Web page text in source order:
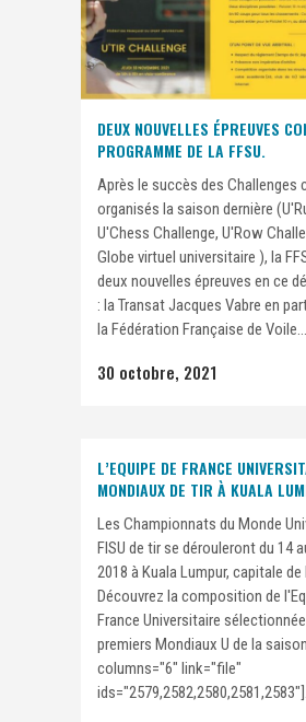
DEUX NOUVELLES ÉPREUVES
PROGRAMME DE LA FFSU.
Après le succès des Challenges
organisés la saison dernière
U'Chess Challenge, U'Row
Globe virtuel universitaire ), la
deux nouvelles épreuves en ce
: la Transat Jacques Vabre en
la Fédération Française de Voile...
30 octobre, 2021
L’EQUIPE DE FRANCE
MONDIAUX DE TIR À KUALA
Les Championnats du Monde
FISU de tir se dérouleront du 14
2018 à Kuala Lumpur, capitale
Découvrez la composition de
France Universitaire
premiers Mondiaux U de la
columns="6" link="file"